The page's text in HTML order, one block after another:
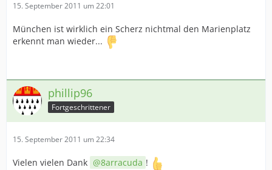
15. September 2011 um 22:01
München ist wirklich ein Scherz nichtmal den Marienplatz
erkennt man wieder...
phillip96
Fortgeschrittener
15. September 2011 um 22:34
Vielen vielen Dank 8arracuda !